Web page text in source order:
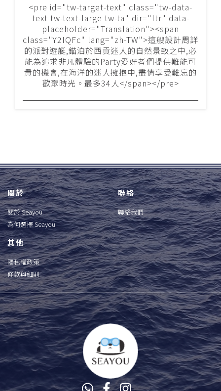
<pre id="tw-target-text" class="tw-data-
text tw-text-large tw-ta" dir="ltr" data-
placeholder="Translation"><span
class="Y2IQFc" lang="zh-TW">這艘設計周詳
的派對遊艇,錨泊於西貢迷人的自然景致之中,必
能為追求非凡體驗的Party愛好者們提供難能可
貴的機會,在海洋的迷人擁抱中,盡情享受難忘的
歡聚時光。最多34人</span></pre>
關於
關於 Seayou
為何選擇 Seayou
聯絡
聯絡我們
其他
隱私權政策
條款與細則